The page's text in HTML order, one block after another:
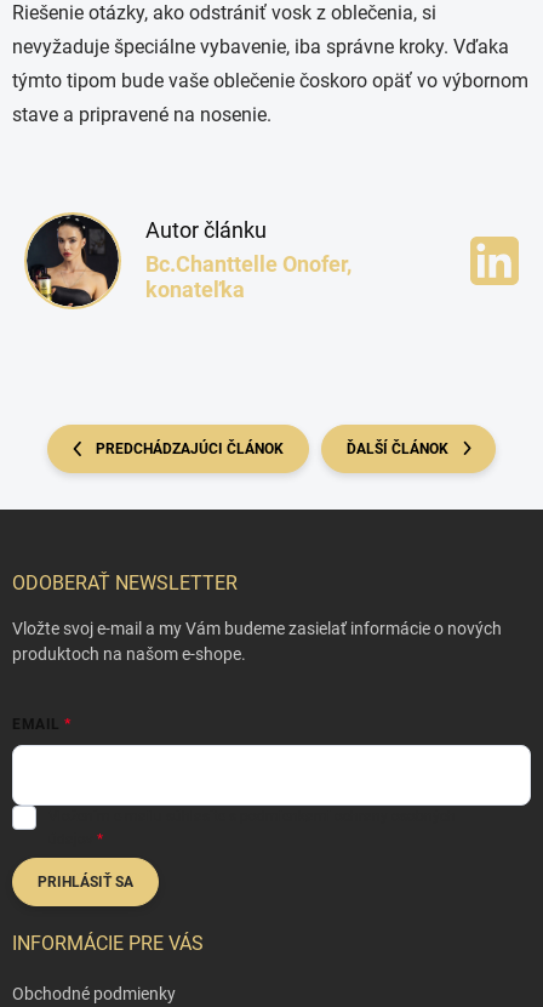
Riešenie otázky, ako odstrániť vosk z oblečenia, si
nevyžaduje špeciálne vybavenie, iba správne kroky. Vďaka
týmto tipom bude vaše oblečenie čoskoro opäť vo výbornom
stave a pripravené na nosenie.
Autor článku
Bc.Chanttelle Onofer,
konateľka
PREDCHÁDZAJÚCI ČLÁNOK ĎALŠÍ ČLÁNOK
ODOBERAŤ NEWSLETTER
Vložte svoj e-mail a my Vám budeme zasielať informácie o nových
produktoch na našom e-shope.
EMAIL
PRIHLÁSIŤ SA
INFORMÁCIE PRE VÁS
Obchodné podmienky